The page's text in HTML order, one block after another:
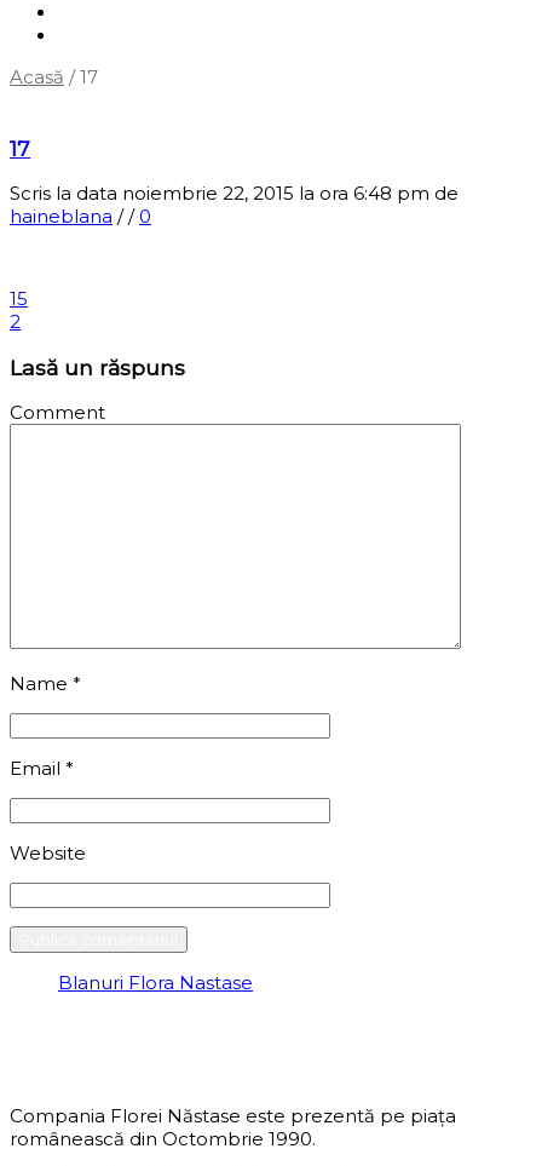
Acasă / 17
17
Scris la data noiembrie 22, 2015 la ora 6:48 pm de
haineblana //0
15
2
Lasă un răspuns
Comment
Name *
Email *
Website
Blanuri Flora Nastase
Compania Florei Năstase este prezentă pe piața
românească din Octombrie 1990.